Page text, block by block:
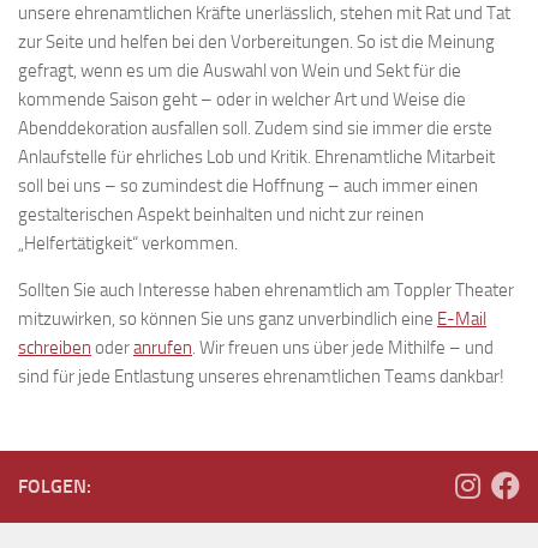
unsere ehrenamtlichen Kräfte unerlässlich, stehen mit Rat und Tat
zur Seite und helfen bei den Vorbereitungen. So ist die Meinung
gefragt, wenn es um die Auswahl von Wein und Sekt für die
kommende Saison geht – oder in welcher Art und Weise die
Abenddekoration ausfallen soll. Zudem sind sie immer die erste
Anlaufstelle für ehrliches Lob und Kritik. Ehrenamtliche Mitarbeit
soll bei uns – so zumindest die Hoffnung – auch immer einen
gestalterischen Aspekt beinhalten und nicht zur reinen
„Helfertätigkeit“ verkommen.
Sollten Sie auch Interesse haben ehrenamtlich am Toppler Theater
mitzuwirken, so können Sie uns ganz unverbindlich eine E-Mail
schreiben oderanrufen . Wir freuen uns über jede Mithilfe – und
sind für jede Entlastung unseres ehrenamtlichen Teams dankbar!
FOLGEN: